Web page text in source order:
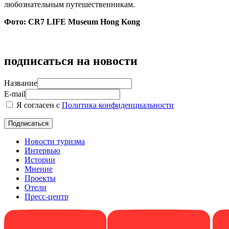
любознательным путешественникам.
Фото: CR7 LIFE Museum Hong Kong
подписаться на новости
Название
E-mail
Я согласен с Политика конфиденциальности
Новости туризма
Интервью
Истории
Мнение
Проекты
Отели
Пресс-центр